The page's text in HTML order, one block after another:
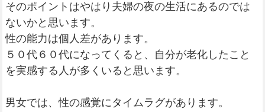
そのポイントはやはり夫婦の夜の生活にあるのでは
ないかと思います。
性の能力は個人差があります。
５０代６０代になってくると、自分が老化したこと
を実感する人が多くいると思います。
男女では、性の感覚にタイムラグがあります。